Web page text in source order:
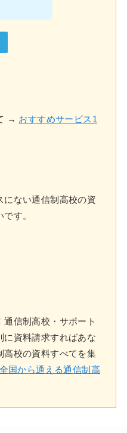
→ おすすめサービス1
にない通信制高校の資
す。
信制高校・サポート
に資料請求すればあな
高校の資料すべてを集
全国から通える通信制高